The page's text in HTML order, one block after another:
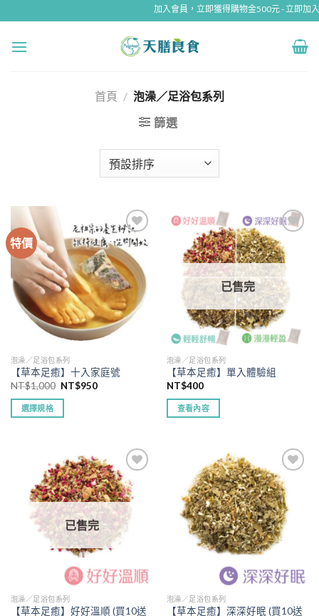
to
content
加入會員，立即獲得購物金500元 - 立即加入。
首頁 / 泡澡／足浴包系列
篩選
特價
泡澡／足浴包系列
【草本足癒】十入家庭號
NT$1,000 原
價
NT$950目
選擇規格
頁
已售完
泡澡／足浴包系列
【草本足癒】單入體驗組
NT$400
查看內容
已售完
泡澡／足浴包系列
【草本足癒】好好溫順 (買10送
泡澡／足浴包系列
【草本足癒】深深好眠 (買10送